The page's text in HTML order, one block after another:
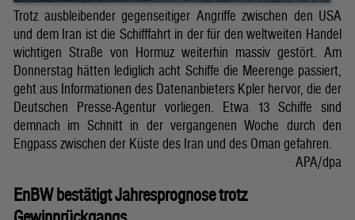
Trotz ausbleibender gegenseitiger Angriffe zwischen den USA
und dem Iran ist die Schifffahrt in der für den weltweiten Handel
wichtigen Straße von Hormuz weiterhin massiv gestört. Am
Donnerstag hätten lediglich acht Schiffe die Meerenge passiert,
geht aus Informationen des Datenanbieters Kpler hervor, die der
Deutschen Presse-Agentur vorliegen. Etwa 13 Schiffe sind
demnach im Schnitt in der vergangenen Woche durch den
Engpass zwischen der Küste des Iran und des Oman gefahren.
APA/dpa
EnBW bestätigt Jahresprognose trotz